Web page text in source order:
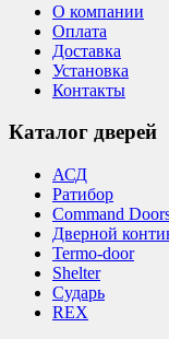
О компании
Оплата
Доставка
Установка
Контакты
Каталог дверей
АСД
Ратибор
Command
Дверной
Termo-door
Shelter
Сударь
REX